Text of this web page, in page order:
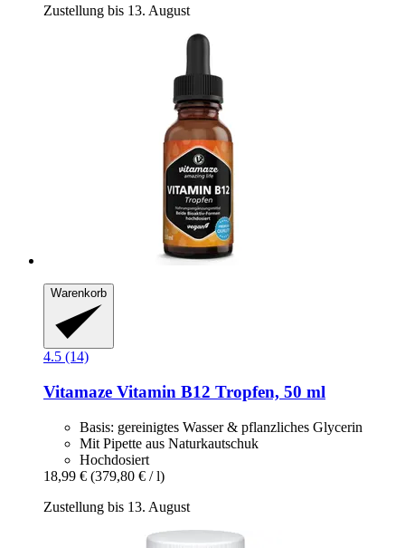
Zustellung bis 13. August
Warenkorb
4.5 (14)
Vitamaze Vitamin B12 Tropfen, 50 ml
Basis: gereinigtes Wasser & pflanzliches Glycerin
Mit Pipette aus Naturkautschuk
Hochdosiert
18,99 € (379,80 € / l)
Zustellung bis 13. August